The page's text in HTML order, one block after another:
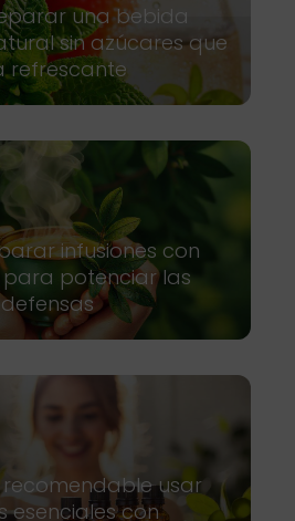
una bebida
sin azúcares que
refrescante
infusiones con
potenciar las
defensas
recomendable usar
esenciales con